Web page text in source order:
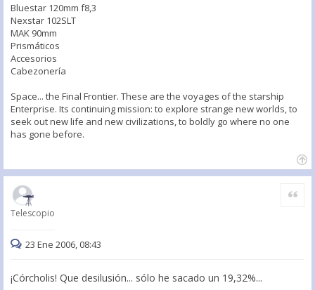
Bluestar 120mm f8,3
Nexstar 102SLT
MAK 90mm
Prismáticos
Accesorios
Cabezonería
Space... the Final Frontier. These are the voyages of the starship
Enterprise. Its continuing mission: to explore strange new worlds, to
seek out new life and new civilizations, to boldly go where no one
has gone before.
Telescopio
Citar
23 Ene 2006, 08:43
¡Córcholis! Que desilusión... sólo he sacado un 19,32%...